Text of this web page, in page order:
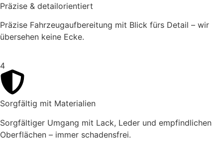
Präzise & detailorientiert
Präzise Fahrzeugaufbereitung mit Blick fürs Detail – wir
übersehen keine Ecke.
4
Sorgfältig mit Materialien
Sorgfältiger Umgang mit Lack, Leder und empfindlichen
Oberflächen – immer schadensfrei.